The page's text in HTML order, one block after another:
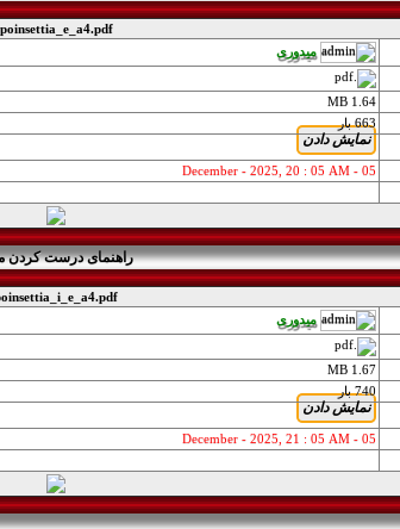
poinsettia_e_a4.pdf
میدوری
1.64 MB
663 بار
05 - December - 2025, 20 : 05 AM
راهنمای درست کردن
میدوری
1.67 MB
740 بار
05 - December - 2025, 21 : 05 AM